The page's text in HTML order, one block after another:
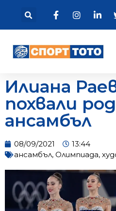
Илиана
похвали
ансамбъл
08/09/2021
13:44
ансамбъл, Олимпиада,